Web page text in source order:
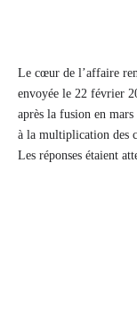
Le cœur de l’affaire
envoyée le 22 février
après la fusion en
à la multiplication des
Les réponses étaient